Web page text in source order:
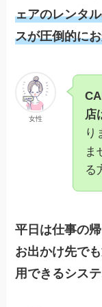
ェアのレンタ
スが圧倒的に
女性
店
り
ま
る
平日は仕事の
お出かけ先で
用できるシス